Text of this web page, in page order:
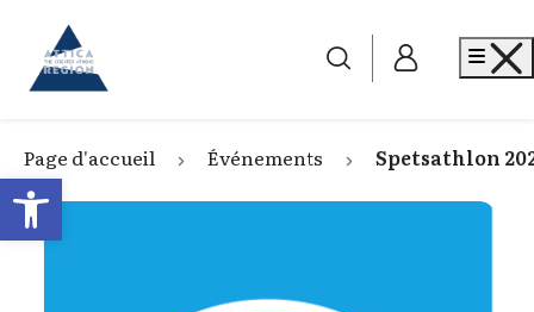
Open toolbar
Go to home
Page d'accueil Événements Spetsathlon